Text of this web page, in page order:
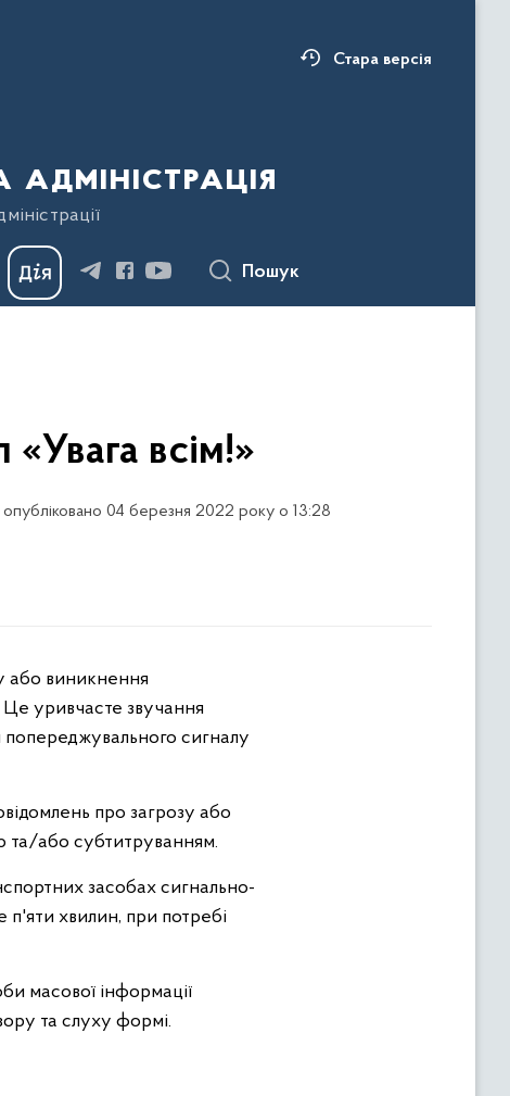
Стара версія
Пошук
всім!»
опубліковано 04 березня 2022 року о 13:28
уривчасте звучання
попереджувального сигналу
про загрозу або
та/або субтитруванням.
засобах сигнально-
п'яти хвилин, при потребі
масової інформації
та слуху формі.